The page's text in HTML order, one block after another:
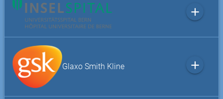
add
Glaxo Smith Kline add